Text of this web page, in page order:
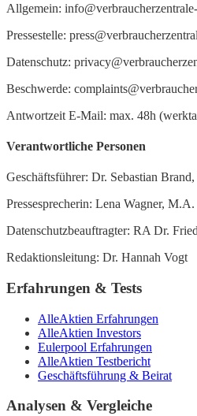
Allgemein:
Pressestelle:
Datenschutz:
Beschwerde:
Antwortzeit E-Mail: max. 48h
Verantwortliche Personen
Geschäftsführer: Dr. Sebastian
Pressesprecherin: Lena Wagner, M.A.
Datenschutzbeauftragter: RA Dr.
Redaktionsleitung: Dr. Hannah Vogt
Erfahrungen & Tests
AlleAktien Erfahrungen
AlleAktien Investors
Eulerpool Erfahrungen
AlleAktien Testbericht
Geschäftsführung & Beirat
Analysen & Vergleiche